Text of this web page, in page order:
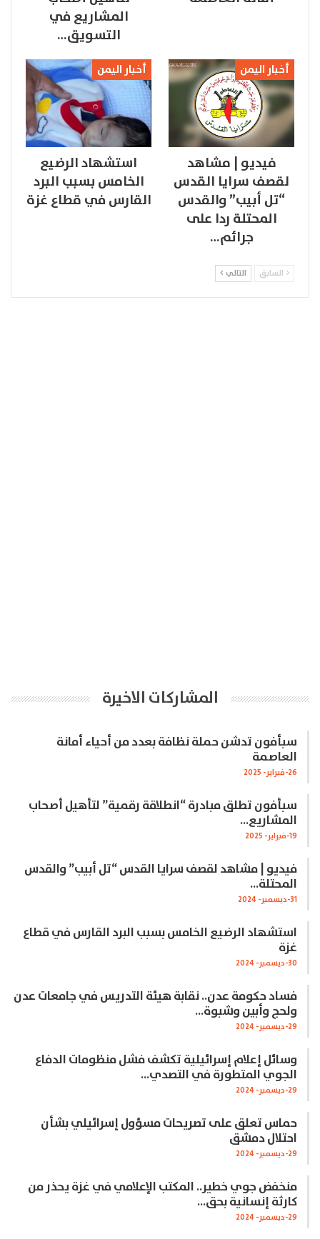
المشاريع في
التسويق…
أخبار اليمن
فيديو | مشاهد
لقصف سرايا القدس
“تل أبيب” والقدس
المحتلة ردا على
جرائم…
أخبار اليمن
استشهاد الرضيع
الخامس بسبب البرد
القارس في قطاع غزة
السابق التالي
المشاركات الاخيرة
سبأفون تدشن حملة نظافة بعدد من أحياء أمانة
العاصمة
26-فبراير- 2025
سبأفون تطلق مبادرة “انطلاقة رقمية” لتأهيل أصحاب
المشاريع…
19-فبراير- 2025
فيديو | مشاهد لقصف سرايا القدس “تل أبيب” والقدس
المحتلة…
31-ديسمبر- 2024
استشهاد الرضيع الخامس بسبب البرد القارس في قطاع
غزة
30-ديسمبر- 2024
فساد حكومة عدن.. نقابة هيئة التدريس في جامعات عدن
ولحج وأبين وشبوة…
29-ديسمبر- 2024
وسائل إعلام إسرائيلية تكشف فشل منظومات الدفاع
الجوي المتطورة في التصدي…
29-ديسمبر- 2024
حماس تعلق على تصريحات مسؤول إسرائيلي بشأن
احتلال دمشق
29-ديسمبر- 2024
منخفض جوي خطير.. المكتب الإعلامي في غزة يحذر من
كارثة إنسانية بحق…
29-ديسمبر- 2024